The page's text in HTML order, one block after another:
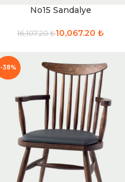
No15 Sandalye
16,107.20₺10,067.20 ₺
-38%